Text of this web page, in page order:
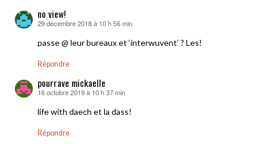
no view!
dit :
29 décembre 2018 à 10 h 56 min
passe @ leur bureaux et ‘interwuvent’ ? Les!
Répondre
pourrave mickaelle
dit :
16 octobre 2019 à 10 h 37 min
life with daech et la dass!
Répondre